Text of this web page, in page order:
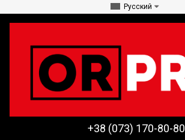
Русский
+38 (073) 170-80-80